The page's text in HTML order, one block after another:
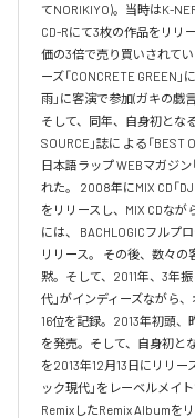
てNORIKIYO)。当時はK-
CD-Rにて3枚の作品をリリ
価の3倍で売り買いされてい
ーズ「CONCRETE GREEN
雨」に客演で参加(ガキの戯
そして、同年、自身初とな
SOURCE」誌に よる「BEST
日本語ラップ WEBマガジン
れた。 2008年にMIX CD「
をリリースし、MIX CDな
には、 BACHLOGICフルプ
リリース。 その後、数々
黙。そして、2011年、3年
代」がインディーズながら
16位を記録。2013年初頭、
を発売。そして、自身初と
を2013年12月13日にリリー
ック現代」をレーベルメイ
RemixしたRemix Albumを